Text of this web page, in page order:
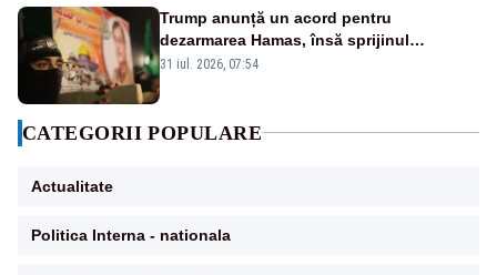
Trump anunță un acord pentru
dezarmarea Hamas, însă sprijinul
Israelului rămâne incert
31 iul. 2026, 07:54
CATEGORII POPULARE
Actualitate
Politica Interna - nationala